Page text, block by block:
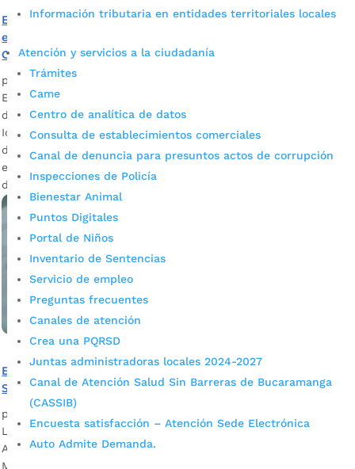
Información tributaria en entidades territoriales locales
Atención y servicios a la ciudadanía
Trámites
Came
Centro de analítica de datos
Consulta de establecimientos comerciales
Canal de denuncia para presuntos actos de corrupción
Inspecciones de Policía
Bienestar Animal
Puntos Digitales
Portal de Niños
Inventario de Sentencias
Servicio de empleo
Preguntas frecuentes
Canales de atención
Crea una PQRSD
Juntas administradoras locales 2024-2027
Canal de Atención Salud Sin Barreras de Bucaramanga
(CASSIB)
Encuesta satisfacción – Atención Sede Electrónica
Auto Admite Demanda.
El 50 % del valor de la prueba Saber 11 Calendario A de
estudiantes de colegios oficiales será financiado por el
Gobierno Nacional
por Alcaldía de Bucaramanga
El Icfes amplió la fecha de inscripción ordinaria hasta el
domingo 4 de octubre. El Gobierno colombiano a través del
Icfes y el Ministerio de Educación Nacional, y en el propósito
de fortalecer el servicio y bienestar de las comunidades
educativas del país tomó la determinación de cubrir el 50%
del valor de las pruebas […]
El sábado 7 de noviembre se presentarán las pruebas
Saber 11, calendario A año 2020
por
La presentación de estos exámenes será presencial.
Asimismo, se estableció aplazar las pruebas Pre saber.
Mediante una nueva Resolución, la Dirección del Instituto